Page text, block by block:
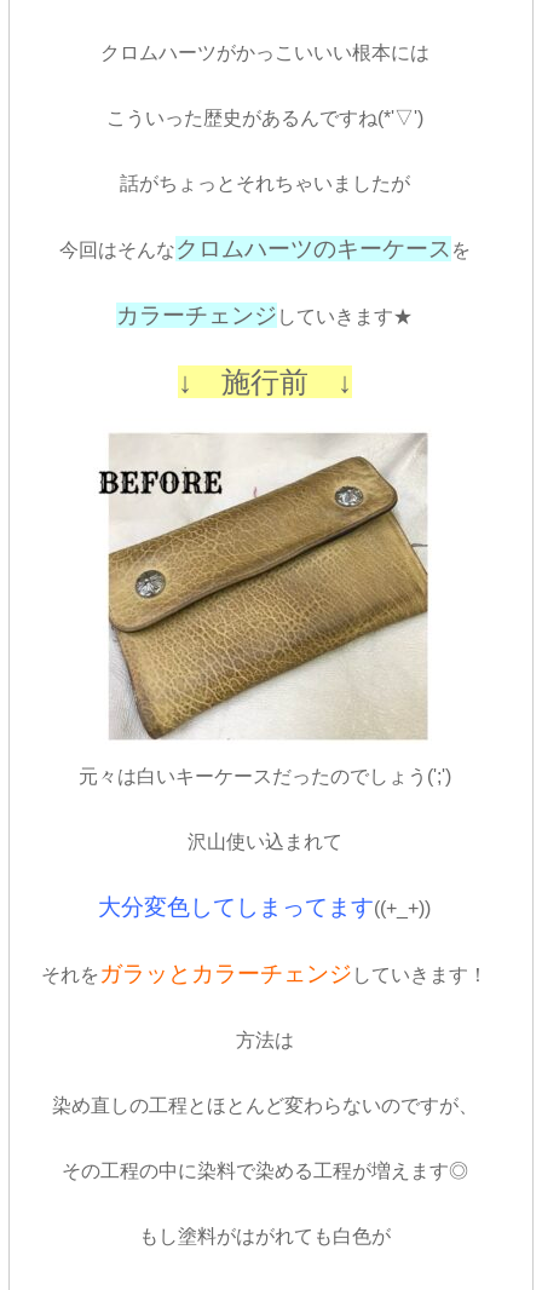
クロムハーツがかっこいいい根本には
こういった歴史があるんですね(*'▽')
話がちょっとそれちゃいましたが
今回はそんなクロムハーツのキーケース を
カラーチェンジ していきます★
↓ 施行前 ↓
元々は白いキーケースだったのでしょう(';')
沢山使い込まれて
大分変色してしまってます((+_+))
それを ガラッとカラーチェンジ していきます！
方法は
染め直しの工程とほとんど変わらないのですが、
その工程の中に染料で染める工程が増えます◎
もし塗料がはがれても白色が